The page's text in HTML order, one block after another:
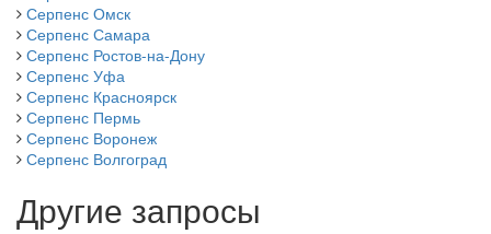
Серпенс Омск
Серпенс Самара
Серпенс Ростов-на-Дону
Серпенс Уфа
Серпенс Красноярск
Серпенс Пермь
Серпенс Воронеж
Серпенс Волгоград
Другие запросы